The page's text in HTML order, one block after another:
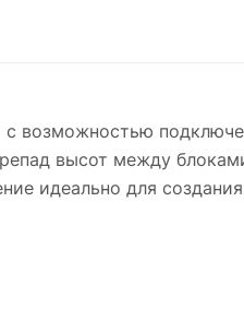
с возможностью
высот между
идеально для создания